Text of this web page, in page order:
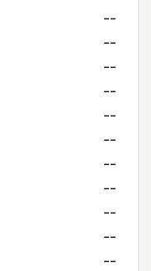
--
--
--
--
--
--
--
--
--
--
--